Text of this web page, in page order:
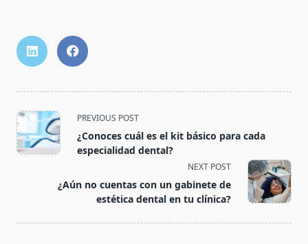
PREVIOUS POST
¿Conoces cuál es el kit básico para cada
especialidad dental?
NEXT POST
¿Aún no cuentas con un gabinete de
estética dental en tu clínica?